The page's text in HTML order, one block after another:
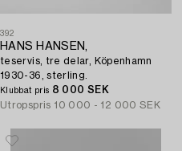
392
HANS HANSEN,
teservis, tre delar, Köpenhamn
1930-36, sterling.
Klubbat pris 8 000 SEK
Utropspris 10 000 - 12 000 SEK